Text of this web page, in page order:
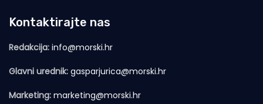
Kontaktirajte nas
Redakcija: info@morski.hr
Glavni urednik: gasparjurica@morski.hr
Marketing: marketing@morski.hr